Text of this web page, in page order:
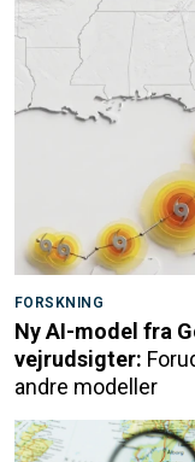
FORSKNING
Ny AI-model fra
vejrudsigter:
andre modeller